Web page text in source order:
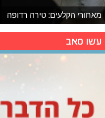
מאחורי הקלעים: טירה רדופה
עשו סאב